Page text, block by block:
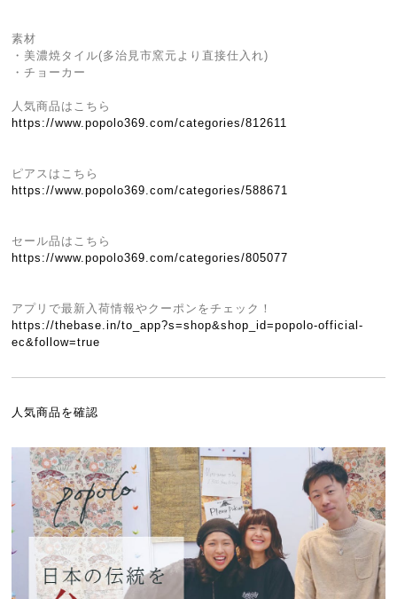
素材
・美濃焼タイル(多治見市窯元より直接仕入れ)
・チョーカー
人気商品はこちら
https://www.popolo369.com/categories/812611
ピアスはこちら
https://www.popolo369.com/categories/588671
セール品はこちら
https://www.popolo369.com/categories/805077
アプリで最新入荷情報やクーポンをチェック！
https://thebase.in/to_app?s=shop&shop_id=popolo-official-
ec&follow=true
人気商品を確認